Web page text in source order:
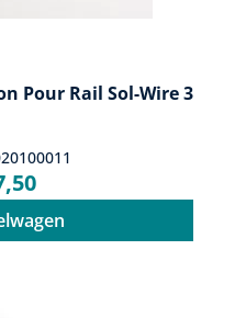
Pour Rail Sol-Wire 3